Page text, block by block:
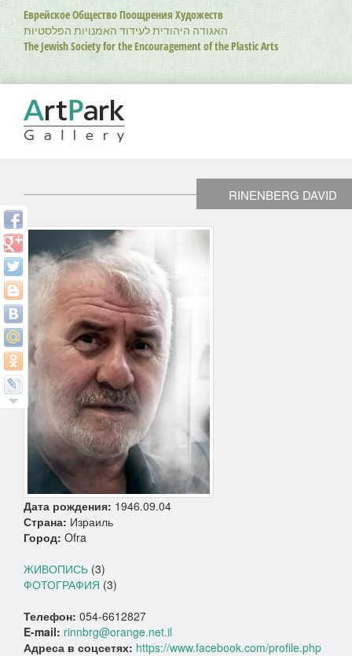
Перейти
основному
содержанию
Еврейское Общество Поощрения Художеств
האגודה היהודית לעידוד האמנויות הפלסטיות
The Jewish Society for the Encouragement of the Plastic Arts
RINENBERG DAVID
Дата рождения: 1946.09.04
Страна: Израиль
Город: Ofra
ЖИВОПИСЬ (3)
ФОТОГРАФИЯ (3)
Телефон: 054-6612827
E-mail: rinnbrg@orange.net.il
Адреса в соцсетях: https://www.facebook.com/profile.php